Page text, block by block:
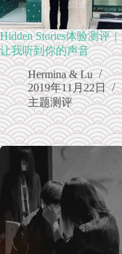
Hidden Stories体验测评｜
让我听到你的声音
Hermina & Lu
2019年11月22日
主题测评